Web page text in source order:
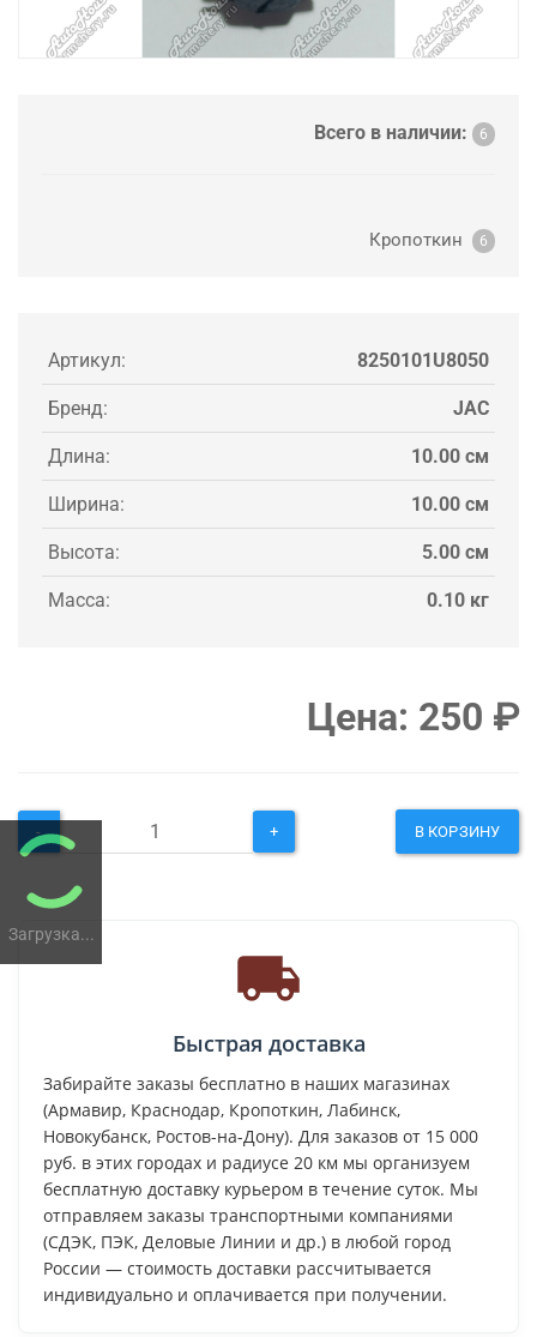
Загрузка...
Всего в наличии: 6
Кропоткин 6
Артикул: 8250101U8050
Бренд: JAC
Длина: 10.00 см
Ширина: 10.00 см
Высота: 5.00 см
Масса: 0.10 кг
Цена: 250 ₽
- + В КОРЗИНУ
Быстрая доставка
Забирайте заказы бесплатно в наших магазинах
(Армавир, Краснодар, Кропоткин, Лабинск,
Новокубанск, Ростов-на-Дону). Для заказов от 15 000
руб. в этих городах и радиусе 20 км мы организуем
бесплатную доставку курьером в течение суток. Мы
отправляем заказы транспортными компаниями
(СДЭК, ПЭК, Деловые Линии и др.) в любой город
России — стоимость доставки рассчитывается
индивидуально и оплачивается при получении.